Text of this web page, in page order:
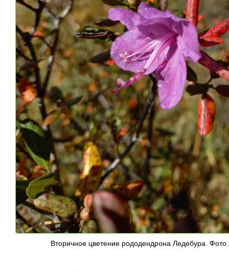
Вторичное цветение рододендрона Ледебура.